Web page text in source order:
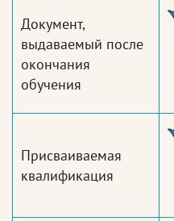
Документ,
выдаваемый после
окончания
обучения
Присваиваемая
квалификация